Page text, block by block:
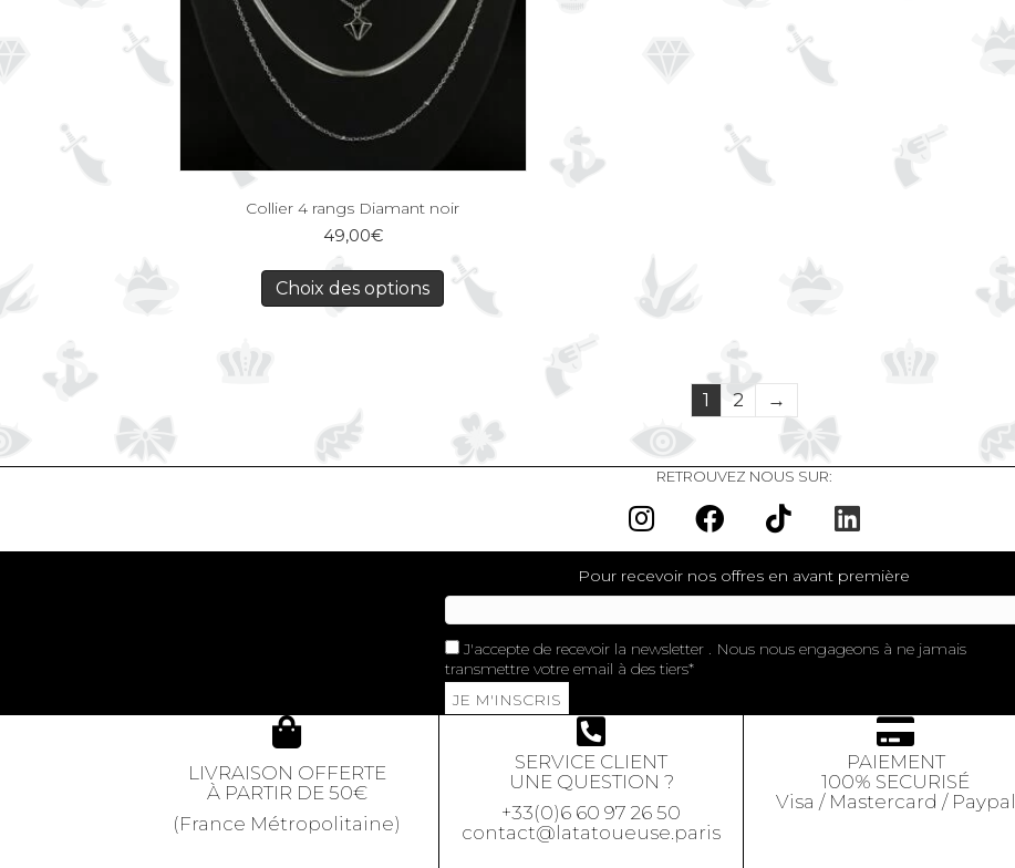
Collier 4 rangs Diamant noir
49,00€
Choix des options
1 2 →
RETROUVEZ NOUS SUR:
Pour recevoir nos offres en avant première
J'accepte de recevoir la newsletter . Nous nous engageons à ne jamais
transmettre votre email à des tiers
JE M'INSCRIS
LIVRAISON OFFERTE
À PARTIR DE 50€
(France Métropolitaine)
SERVICE CLIENT
UNE QUESTION ?
+33(0)6 60 97 26 50
contact@latatoueuse.paris
PAIEMENT
100% SECURISÉ
Visa / Mastercard / Paypal